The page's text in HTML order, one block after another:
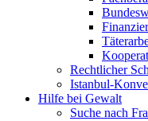
Rechtlicher
Istanbul-
Hilfe bei Gewalt
Suche nach